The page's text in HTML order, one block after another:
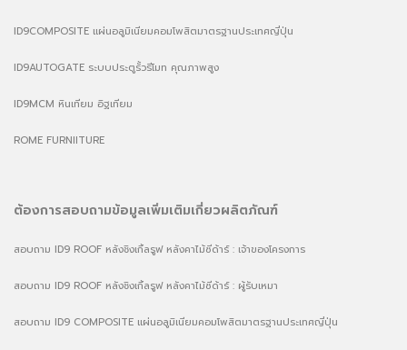
ID9COMPOSITE แผ่นอลูมิเนียมคอมโพสิตมาตรฐานประเทศญี่ปุ่น
ID9AUTOGATE ระบบประตูรั้วรีโมท คุณภาพสูง
ID9MCM หินเทียม อิฐเทียม
ROME FURNIITURE
ต้องการสอบถามข้อมูลเพิ่มเติมเกี่ยวผลิตภัณฑ์
สอบถาม ID9 ROOF หลังชิงเกิ้ลรูฟ หลังคาไม้ซีด้าร์ : เจ้าของโครงการ
สอบถาม ID9 ROOF หลังชิงเกิ้ลรูฟ หลังคาไม้ซีด้าร์ : ผู้รับเหมา
สอบถาม ID9 COMPOSITE แผ่นอลูมิเนียมคอมโพสิตมาตรฐานประเทศญี่ปุ่น